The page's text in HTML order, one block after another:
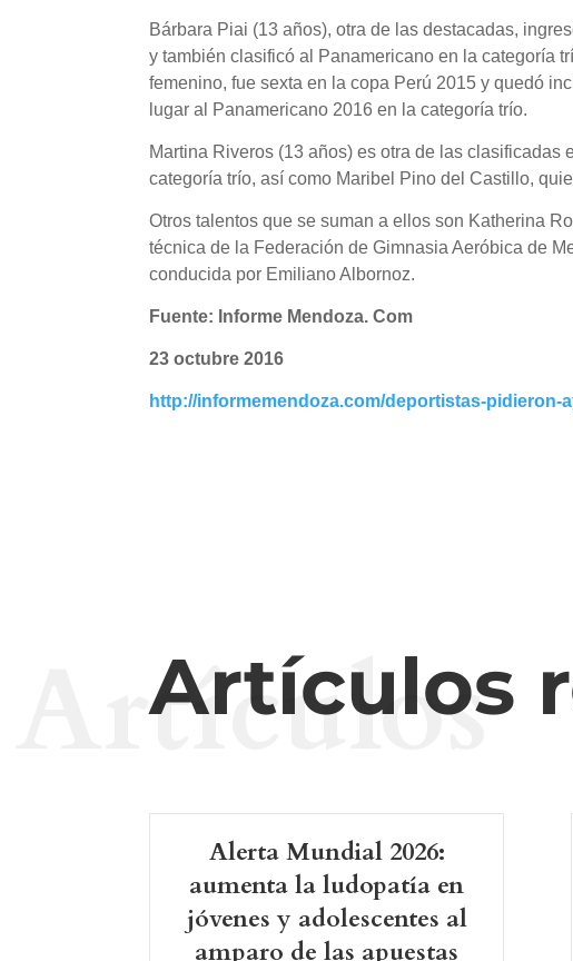
Bárbara Piai (13 años), otra de las destacadas,
y también clasificó al Panamericano en la categoría
femenino, fue sexta en la copa Perú 2015 y quedó
lugar al Panamericano 2016 en la categoría trío.
Martina Riveros (13 años) es otra de las
categoría trío, así como Maribel Pino del Castillo,
Otros talentos que se suman a ellos son Katherina
técnica de la Federación de Gimnasia Aeróbica de
conducida por Emiliano Albornoz.
Fuente: Informe Mendoza. Com
23 octubre 2016
http://informemendoza.com/deportistas-pidieron-
Artículos
Artículos
Alerta Mundial 2026:
aumenta la ludopatía en
jóvenes y adolescentes al
amparo de las apuestas